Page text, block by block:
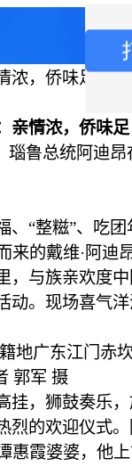
浓，侨味足
亲情浓，侨味足
鲁总统阿迪昂
“整糍”、吃
来的戴维·阿迪
，与族亲欢度
动。现场喜气
地广东江门赤
郭军 摄
，狮鼓奏乐，
烈的欢迎仪式
惠霞婆婆，他